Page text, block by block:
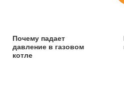
Почему падает
давление в газовом
котле